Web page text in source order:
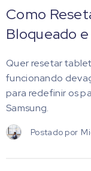
Como
Bloqueado
Quer resetar
funcionando
para redefinir os
Samsung.
Postado por